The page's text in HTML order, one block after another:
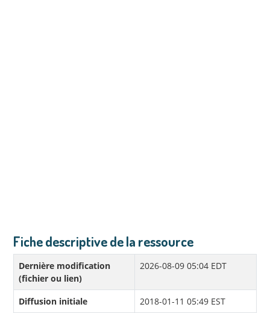
Fiche descriptive de la ressource
Dernière modification
(fichier ou lien)
2026-08-09 05:04 EDT
Diffusion initiale
2018-01-11 05:49 EST